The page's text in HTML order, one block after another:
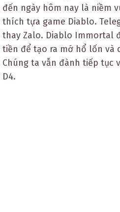
đến ngày hôm nay là niềm
thích tựa game Diablo.
thay Zalo. Diablo Immortal
tiền để tạo ra mớ hổ lốn và
Chúng ta vẫn đành tiếp tục
D4.